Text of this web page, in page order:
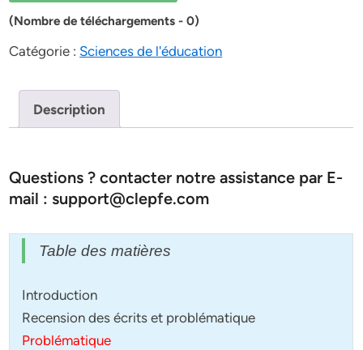
(Nombre de téléchargements - 0)
Catégorie : Sciences de l'éducation
Description
Questions ? contacter notre assistance par E-
mail : support@clepfe.com
Table des matières
Introduction
Recension des écrits et problématique
Problématique